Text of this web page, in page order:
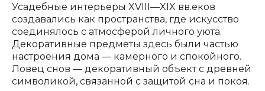
Усадебные интерьеры XVIII—XIX вв.еков
создавались как пространства, где искусство
соединялось с атмосферой личного уюта.
Декоративные предметы здесь были частью
настроения дома — камерного и спокойного.
Ловец снов — декоративный объект с древней
символикой, связанной с защитой сна и покоя.